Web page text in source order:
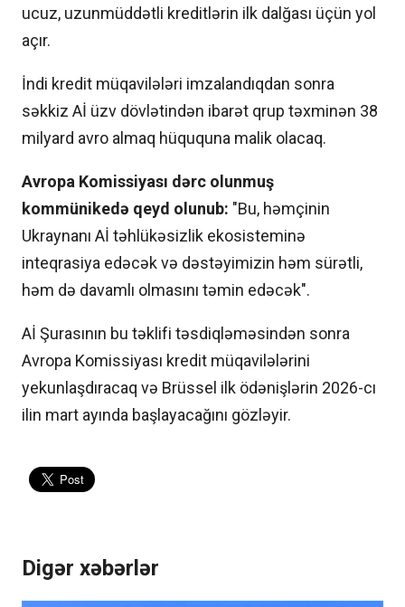
ucuz, uzunmüddətli kreditlərin ilk dalğası üçün yol
açır.
İndi kredit müqavilələri imzalandıqdan sonra
səkkiz Aİ üzv dövlətindən ibarət qrup təxminən 38
milyard avro almaq hüququna malik olacaq.
Avropa Komissiyası dərc olunmuş
kommünikedə qeyd olunub: "Bu, həmçinin
Ukraynanı Aİ təhlükəsizlik ekosisteminə
inteqrasiya edəcək və dəstəyimizin həm sürətli,
həm də davamlı olmasını təmin edəcək".
Aİ Şurasının bu təklifi təsdiqləməsindən sonra
Avropa Komissiyası kredit müqavilələrini
yekunlaşdıracaq və Brüssel ilk ödənişlərin 2026-cı
ilin mart ayında başlayacağını gözləyir.
Digər xəbərlər